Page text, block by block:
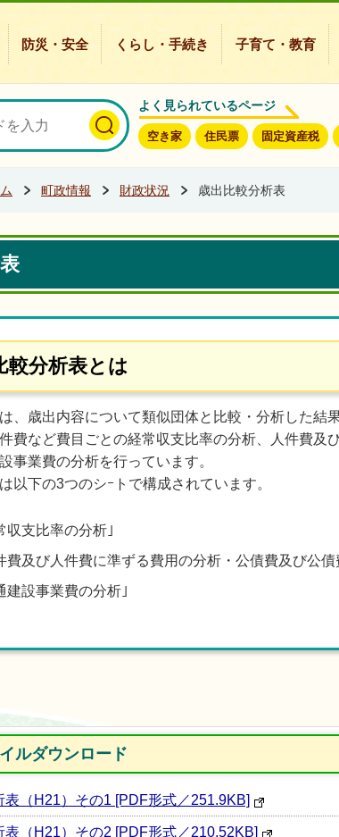
防災・安全 くらし・手続き 子育て・教育
よく見られているページ
空き家 住民票 固定資産税
町政情報 財政状況 歳出比較分析表
較分析表とは
、歳出内容について類似団体と比較・分析した結
費など費目ごとの経常収支比率の分析、人件費及
事業費の分析を行っています。
以下の3つのシｰトで構成されています。
収支比率の分析｣
費及び人件費に準ずる費用の分析・公債費及び公
建設事業費の分析｣
ルダウンロード
表（H21）その1 [PDF形式／251.9KB]
表（H21）その2 [PDF形式／210.52KB]